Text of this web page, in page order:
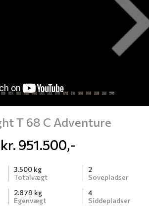
Next
T 68 C Adventure
kr. 951.500,-
3.500 kg
Totalvægt
2
Sovepladser
2.879 kg
Egenvægt
4
Siddepladser